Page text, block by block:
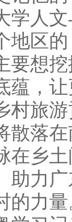
人文
地区
要想
蕴，
村旅
落在
在乡
助力
的力